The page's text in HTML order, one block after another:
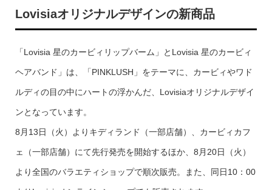
Lovisiaオリジナルデザインの新商品
「Lovisia 星のカービィリップバーム」とLovisia 星のカービィ
ヘアバンド」は、「PINKLUSH」をテーマに、カービィやワド
ルディの目の中にハートの浮かんだ、Lovisiaオリジナルデザイ
ンとなっています。
8月13日（火）よりキディランド（一部店舗）、カービィカフ
ェ（一部店舗）にて先行発売を開始するほか、8月20日（火）
より全国のバラエティショップで順次販売。また、同日10：00